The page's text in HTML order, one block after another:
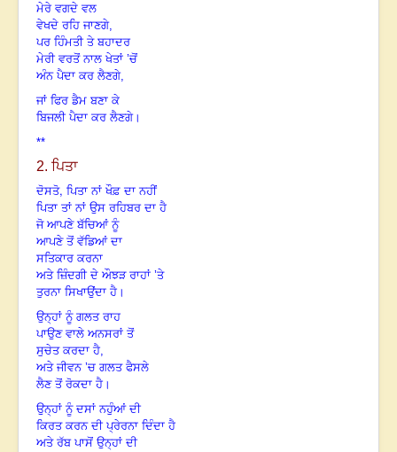
ਮੇਰੇ ਵਗਦੇ ਵਲ
ਵੇਖਦੇ ਰਹਿ ਜਾਣਗੇ,
ਪਰ ਹਿੰਮਤੀ ਤੇ ਬਹਾਦਰ
ਮੇਰੀ ਵਰਤੋਂ ਨਾਲ ਖੇਤਾਂ ’ਚੋਂ
ਅੰਨ ਪੈਦਾ ਕਰ ਲੈਣਗੇ,
ਜਾਂ ਫਿਰ ਡੈਮ ਬਣਾ ਕੇ
ਬਿਜਲੀ ਪੈਦਾ ਕਰ ਲੈਣਗੇ।
**
2. ਪਿਤਾ
ਦੋਸਤੋ, ਪਿਤਾ ਨਾਂ ਖੌਫ਼ ਦਾ ਨਹੀਂ
ਪਿਤਾ ਤਾਂ ਨਾਂ ਉਸ ਰਹਿਬਰ ਦਾ ਹੈ
ਜੋ ਆਪਣੇ ਬੱਚਿਆਂ ਨੂੰ
ਆਪਣੇ ਤੋਂ ਵੱਡਿਆਂ ਦਾ
ਸਤਿਕਾਰ ਕਰਨਾ
ਅਤੇ ਜ਼ਿੰਦਗੀ ਦੇ ਔਝੜ ਰਾਹਾਂ ’ਤੇ
ਤੁਰਨਾ ਸਿਖਾਉਂਦਾ ਹੈ।
ਉਨ੍ਹਾਂ ਨੂੰ ਗਲਤ ਰਾਹ
ਪਾਉਣ ਵਾਲੇ ਅਨਸਰਾਂ ਤੋਂ
ਸੁਚੇਤ ਕਰਦਾ ਹੈ,
ਅਤੇ ਜੀਵਨ ’ਚ ਗਲਤ ਫੈਸਲੇ
ਲੈਣ ਤੋਂ ਰੋਕਦਾ ਹੈ।
ਉਨ੍ਹਾਂ ਨੂੰ ਦਸਾਂ ਨਹੁੰਆਂ ਦੀ
ਕਿਰਤ ਕਰਨ ਦੀ ਪ੍ਰੇਰਨਾ ਦਿੰਦਾ ਹੈ
ਅਤੇ ਰੱਬ ਪਾਸੋਂ ਉਨ੍ਹਾਂ ਦੀ